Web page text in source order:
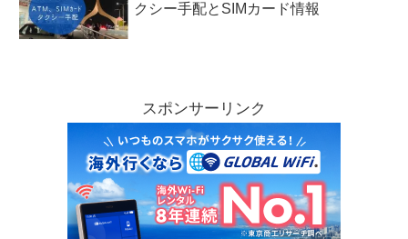
クシー手配とSIMカード情報
スポンサーリンク